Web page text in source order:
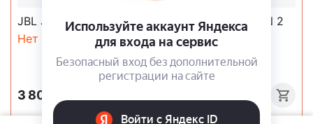
JBL Junior 320 Blue
Нет в наличии
3 800
JBL Endurance RUN 2
Red
Нет в наличии